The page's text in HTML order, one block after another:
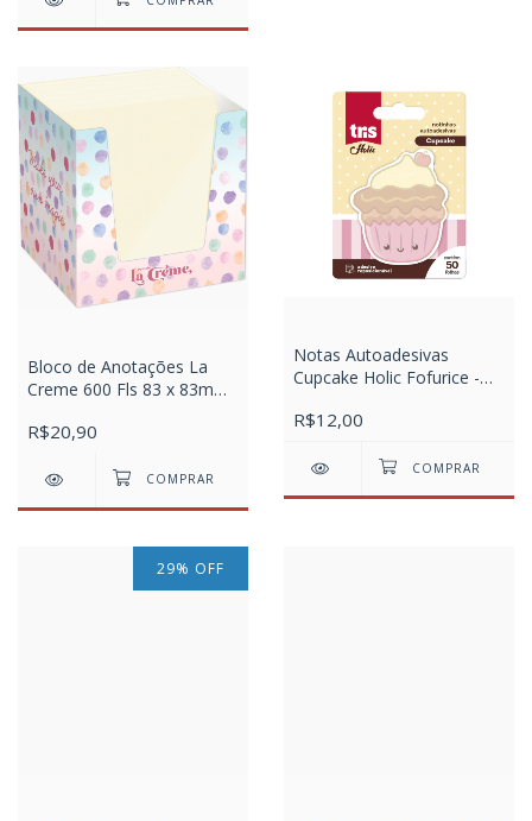
Bloco de Anotações La
Creme 600 Fls 83 x 83mm
R$20,90
Notas Autoadesivas
Cupcake Holic Fofurice -
Folhas
R$12,00
29% OFF